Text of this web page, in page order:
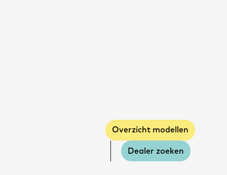
Overzicht modellen
Dealer zoeken